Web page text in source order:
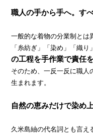
職人の手から手へ。す
一般的な着物の分業制とは
「糸紡ぎ」「染め」「織
の工程を手作業で責任
そのため、一反一反に職人
生まれます。
自然の恵みだけで染め
久米島紬の代名詞とも言え